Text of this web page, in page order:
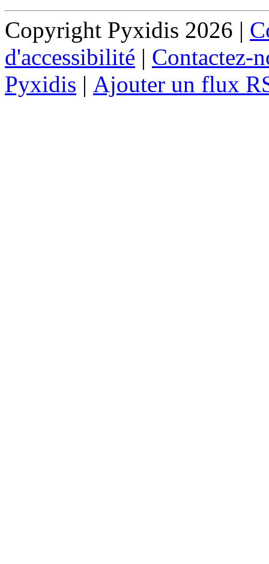
Copyright Pyxidis 2026 |
d'accessibilité | Contactez-
Pyxidis | Ajouter un flux